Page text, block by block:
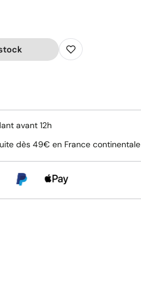
avant 12h
dès 49€ en France continentale